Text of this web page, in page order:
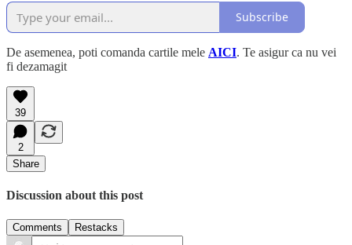
Subscribe
De asemenea, poti comanda cartile mele AICI. Te asigur ca nu vei
fi dezamagit
39
2
Share
Discussion about this post
Comments Restacks